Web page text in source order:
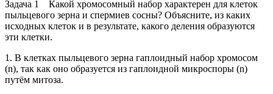
Задача 1 Какой хромосомный набор характерен для клеток
пыльцевого зерна и спермиев сосны? Объясните, из каких
исходных клеток и в результате, какого деления образуются
эти клетки.
1. В клетках пыльцевого зерна гаплоидный набор хромосом
(n), так как оно образуется из гаплоидной микроспоры (n)
путём митоза.